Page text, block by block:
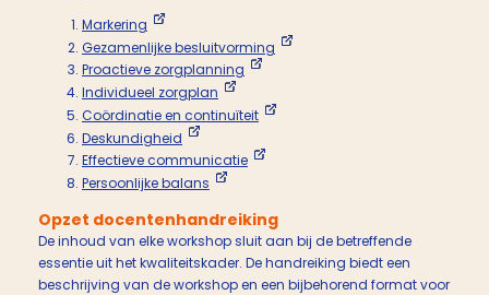
Markering
Gezamenlijke besluitvorming
Proactieve zorgplanning
Individueel zorgplan
Coördinatie en continuïteit
Deskundigheid
Effectieve communicatie
Persoonlijke balans
Opzet docentenhandreiking
De inhoud van elke workshop sluit aan bij de betreffende
essentie uit het kwaliteitskader. De handreiking biedt een
beschrijving van de workshop en een bijbehorend format voor